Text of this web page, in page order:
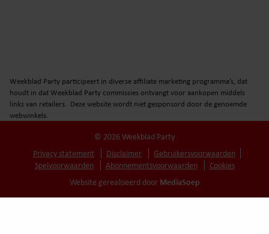
Weekblad Party participeert in diverse affiliate marketing programma’s, dat
houdt in dat Weekblad Party commissies ontvangt voor aankopen middels
links van retailers. Deze website wordt niet gesponsord door de genoemde
webwinkels.
© 2026 Weekblad Party
Privacy statement
Disclaimer
Gebruikersvoorwaarden
Spelvoorwaarden
Abonnementsvoorwaarden
Cookies
Website gerealiseerd door MediaSoep